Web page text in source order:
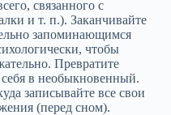
связанного с
и т. п.). Заканчивайте
запоминающимся
чтобы
Превратите
в необыкновенный.
записывайте все свои
(перед сном).